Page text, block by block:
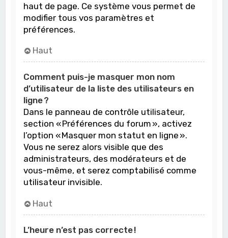
haut de page. Ce système vous permet de
modifier tous vos paramètres et
préférences.
Haut
Comment puis-je masquer mon nom
d’utilisateur de la liste des utilisateurs en
ligne ?
Dans le panneau de contrôle utilisateur,
section « Préférences du forum », activez
l’option « Masquer mon statut en ligne ».
Vous ne serez alors visible que des
administrateurs, des modérateurs et de
vous-même, et serez comptabilisé comme
utilisateur invisible.
Haut
L’heure n’est pas correcte !